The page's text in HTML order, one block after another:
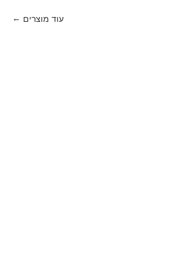
עוד מוצרים